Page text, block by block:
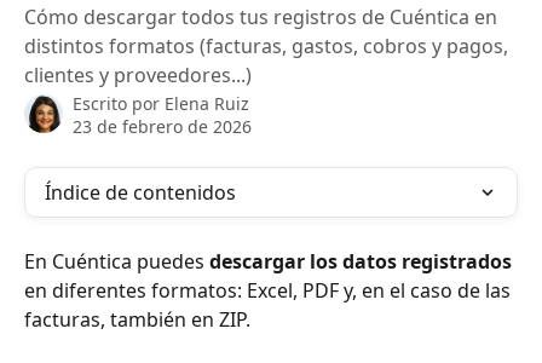
Cómo descargar todos tus registros de Cuéntica en
distintos formatos (facturas, gastos, cobros y pagos,
clientes y proveedores...)
Escrito por Elena Ruiz
23 de febrero de 2026
Índice de contenidos
En Cuéntica puedes descargar los datos registrados
en diferentes formatos: Excel, PDF y, en el caso de las
facturas, también en ZIP.